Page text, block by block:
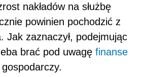
nakładów na służbę
powinien pochodzić z
Jak zaznaczył, podejmując
brać pod uwagę finanse